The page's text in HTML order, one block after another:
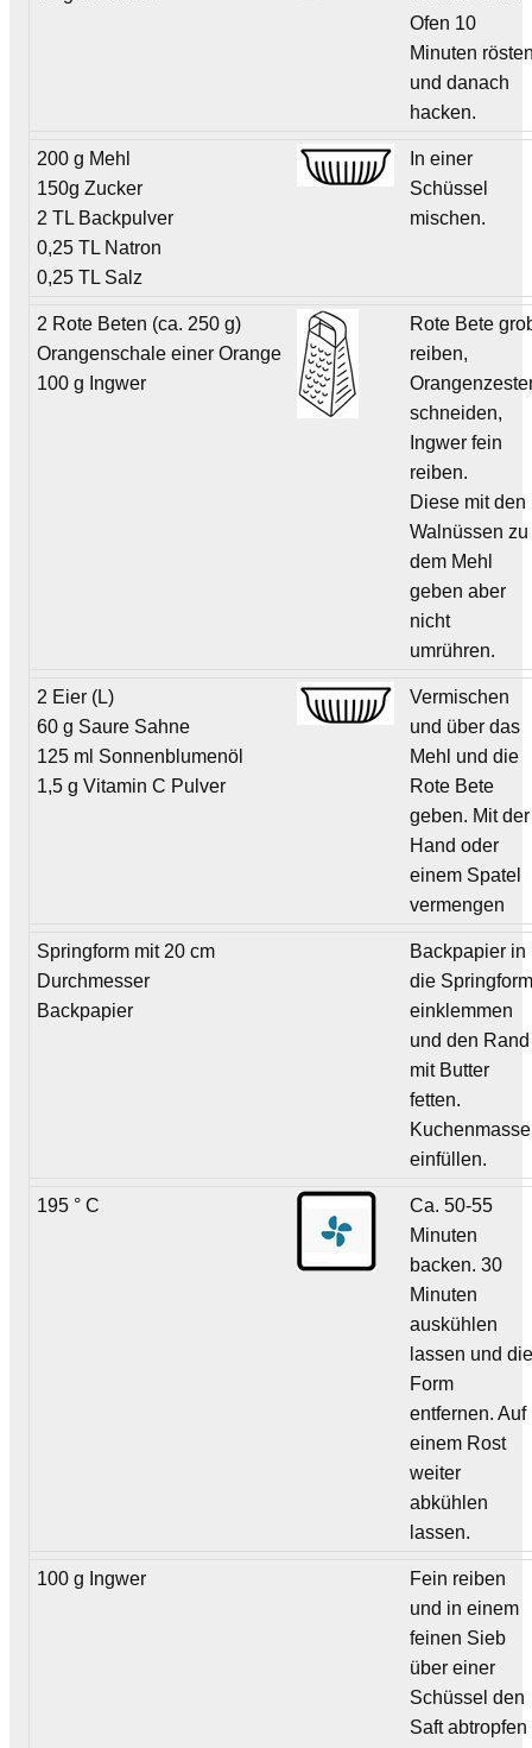
Ofen 10
Minuten
und danach
hacken.
200 g Mehl
150g Zucker
2 TL Backpulver
0,25 TL Natron
0,25 TL Salz
In einer
Schüssel
mischen.
2 Rote Beten (ca. 250 g)
Orangenschale einer Orange
100 g Ingwer
Rote Bete
reiben,
schneiden,
Ingwer fein
reiben.
Diese mit den
Walnüssen zu
dem Mehl
geben aber
nicht
umrühren.
2 Eier (L)
60 g Saure Sahne
125 ml Sonnenblumenöl
1,5 g Vitamin C Pulver
Vermischen
und über das
Mehl und die
Rote Bete
geben. Mit der
Hand oder
einem Spatel
vermengen
Springform mit 20 cm
Durchmesser
Backpapier
Backpapier in
die
einklemmen
und den Rand
mit Butter
fetten.
Kuchenmasse
einfüllen.
195 ° C
Ca. 50-55
Minuten
backen. 30
Minuten
auskühlen
lassen und
Form
entfernen. Auf
einem Rost
weiter
abkühlen
lassen.
100 g Ingwer
Fein reiben
und in einem
feinen Sieb
über einer
Schüssel den
Saft abtropfen